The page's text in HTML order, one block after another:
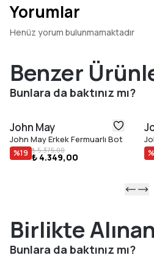
Yorumlar
Henüz yorum bulunmamaktadır
Benzer
Bunlara da baktınız mı?
John May
John May Erkek Fermuarlı Bot
%19 ₺ 5.375,00
₺ 4.349,00 %
Birlikte
Bunlara da baktınız mı?